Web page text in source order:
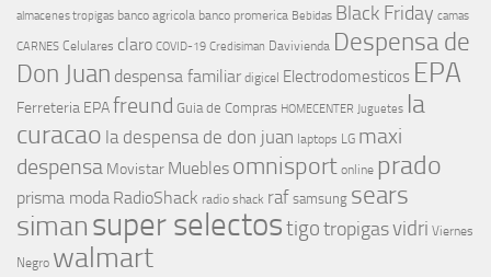
almacenes tropigas banco agricola banco promerica Bebidas Black Friday camas
CARNES Celulares claro COVID-19 Credisiman Davivienda Despensa de
Don Juan despensa familiar digicel Electrodomesticos EPA
Ferreteria EPAfreund Guia de Compras HOMECENTER Juguetes la
curacao la despensa de don juan laptops LG maxi
despensa Movistar Muebles omnisport online prado
prisma moda RadioShack radio shack raf samsung sears
simansuper selectostigotropigasvidri Viernes
Negro walmart